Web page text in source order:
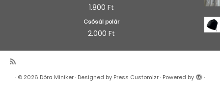
1.800 Ft
Csősál polár
2.000 Ft
· © 2026 Dóra Miniker· Designed by Press Customizr· Powered by ·